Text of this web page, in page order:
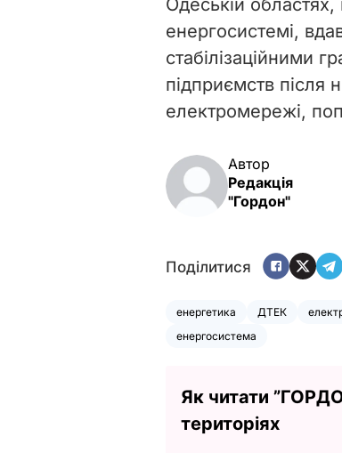
Одеській
енергосистемі,
стабілізаційними
підприємств після
електромережі,
Автор
Редакція
"Гордон"
Поділитися
енергетика ДТЕК
енергосистема
Як читати
територіях